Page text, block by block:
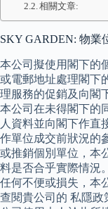
相關文章:
SKY GARDEN: 物業
本公司擬使用閣下的
或電郵地址處理閣下
理服務的促銷及向閣
本公司在未得閣下的
人資料並向閣下作直
作單位成交前狀況的
或推銷個別單位，本
料是否合乎實際情況
任何不便或損失，本
查閱貴公司的 私隱